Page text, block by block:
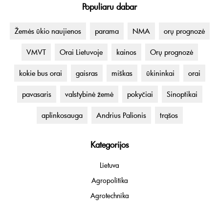
Populiaru dabar
Žemės ūkio naujienos parama NMA orų prognozė
VMVT Orai Lietuvoje kainos Orų prognozė
kokie bus orai gaisras miškas ūkininkai orai
pavasaris valstybinė žemė pokyčiai Sinoptikai
aplinkosauga Andrius Palionis trąšos
Kategorijos
Lietuva
Agropolitika
Agrotechnika